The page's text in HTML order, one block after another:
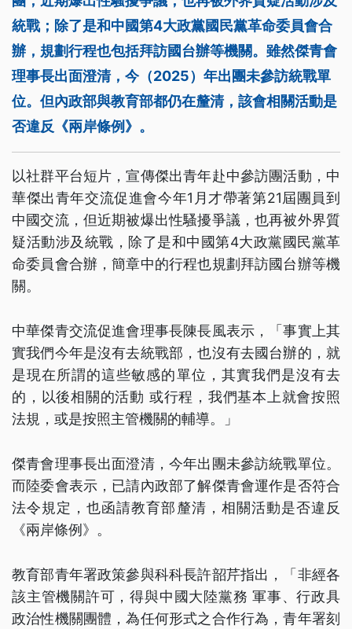
統戰；除了是和中國第4大政黨國民黨革命委員會合
辦，規劃行程也包括拜訪國台辦等機關。雖然傑青會
理事長出面澄清，今（2025）年出團未參訪統戰單
位。但內政部與教育部都仍在釐清，該會相關活動是
否違反《兩岸條例》。
以社群平台短片，宣傳傑出青年赴中參訪團活動，中
華傑出青年交流促進會今年1月才帶著第21屆團員到
中國交流，但近期被爆出性騷擾爭議，也再被外界質
疑活動涉及統戰，除了是和中國第4大政黨國民黨革
命委員會合辦，簡章中的行程也規劃拜訪國台辦等機
關。
中華傑青交流促進會理事長陳長風表示，「事實上其
實我們今年是沒有去統戰部，也沒有去國台辦的，就
是現在所謂的這些敏感的單位，其實我們是沒有去
的，以後相關的活動 或行程，我們基本上就會按照
法規，或是按照主管機關的輔導。」
傑青會理事長出面澄清，今年出團未參訪統戰單位。
而陸委會表示，已請內政部了解傑青會運作是否符合
法令規定，也函請教育部釐清，相關活動是否違反
《兩岸條例》。
教育部青年署政策參與科科長許韶芹指出，「非經各
該主管機關許可，得與中國大陸黨務 軍事、行政具
政治性機關團體，為任何形式之合作行為，青年署刻